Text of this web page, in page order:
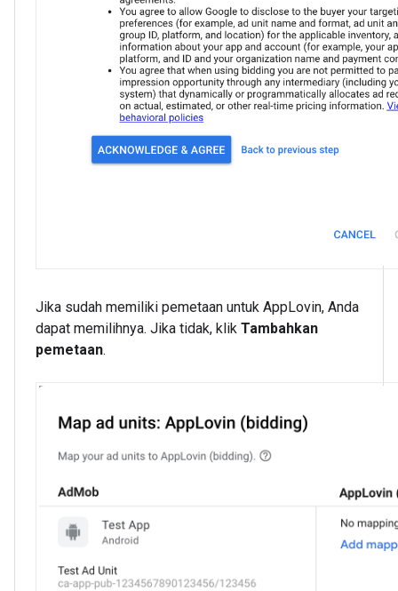
Jika sudah memiliki pemetaan untuk AppLovin, Anda
dapat memilihnya. Jika tidak, klik Tambahkan
pemetaan.